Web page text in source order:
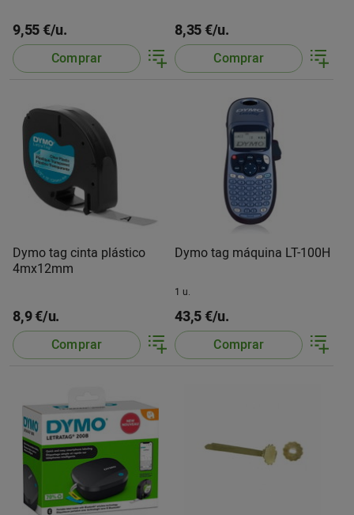
9,55 €/u.
Comprar
8,35 €/u.
Comprar
Dymo tag cinta plástico
4mx12mm
8,9 €/u.
Comprar
Dymo tag máquina LT-100H
1 u.
43,5 €/u.
Comprar